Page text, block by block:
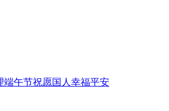
端午节祝愿国人幸福平安